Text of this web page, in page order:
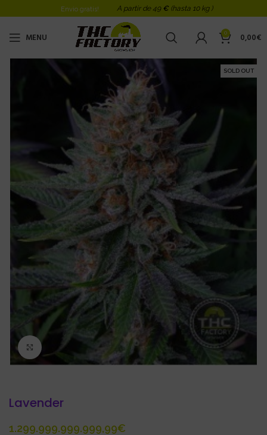
Envio gratis! A partir de 49 € (hasta 10 kg )
MENU 0 0,00€
SOLD OUT
Click to enlarge
Lavender
€